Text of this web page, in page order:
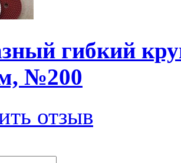
гибкий
№200
отзыв